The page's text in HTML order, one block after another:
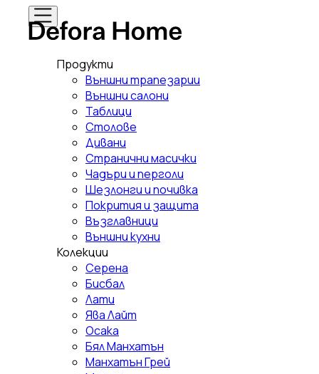
Продукти
Външни трапезарии
Външни салони
Таблици
Столове
Дивани
Странични масички
Чадъри и перголи
Шезлонги и почивка
Покрития и защита
Възглавници
Външни кухни
Колекции
Серена
Бисбал
Лати
Ява Лайт
Осака
Бял Манхатън
Манхатън Грей